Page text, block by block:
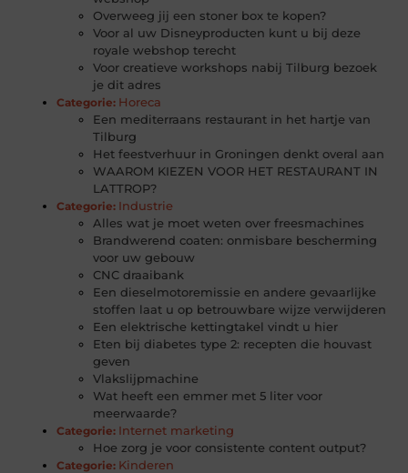
Overweeg jij een stoner box te kopen?
Voor al uw Disneyproducten kunt u bij deze
royale webshop terecht
Voor creatieve workshops nabij Tilburg bezoek
je dit adres
Categorie: Horeca
Een mediterraans restaurant in het hartje van
Tilburg
Het feestverhuur in Groningen denkt overal aan
WAAROM KIEZEN VOOR HET RESTAURANT IN
LATTROP?
Categorie: Industrie
Alles wat je moet weten over freesmachines
Brandwerend coaten: onmisbare bescherming
voor uw gebouw
CNC draaibank
Een dieselmotoremissie en andere gevaarlijke
stoffen laat u op betrouwbare wijze verwijderen
Een elektrische kettingtakel vindt u hier
Eten bij diabetes type 2: recepten die houvast
geven
Vlakslijpmachine
Wat heeft een emmer met 5 liter voor
meerwaarde?
Categorie: Internet marketing
Hoe zorg je voor consistente content output?
Categorie: Kinderen